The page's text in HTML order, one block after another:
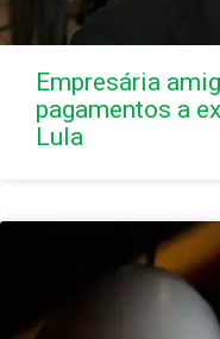
Empresária
pagamentos a
Lula